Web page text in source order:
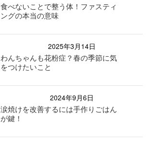
食べないことで整う体！ファスティ
ングの本当の意味
2025年3月14日
わんちゃんも花粉症？春の季節に気
をつけたいこと
2024年9月6日
涙焼けを改善するには手作りごはん
が鍵！